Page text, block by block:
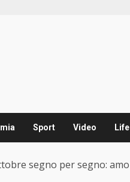
Sport Video
segno per segno: